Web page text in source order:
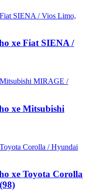
xe Fiat SIENA /
xe Mitsubishi
xe Toyota Corolla